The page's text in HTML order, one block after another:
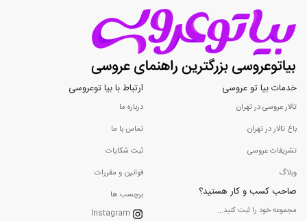
خدمات بیا تو عروسی
تالار عروسی در تهران
باغ تالار در تهران
تشریفات عروسی
وبلاگ
صاحب کسب و کار هستید؟
مجموعه خود را ثبت کنید...
ارتباط با بیا توعروسی
درباره ما
تماس با ما
ثبت شکایات
قوانین و مقررات
برچسب ها
Instagram